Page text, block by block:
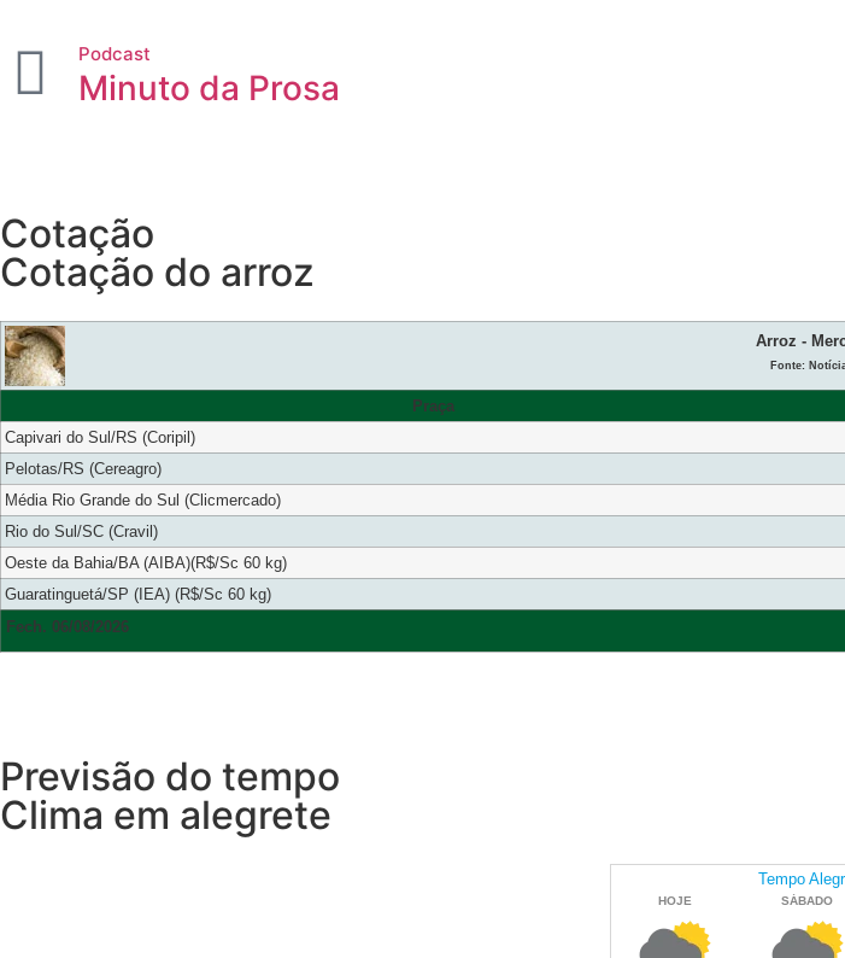
Podcast
Minuto da Prosa
Cotação
Cotação do arroz
Arroz -
Fonte:
Praça
Capivari do Sul/RS (Coripil)
Pelotas/RS (Cereagro)
Média Rio Grande do Sul (Clicmercado)
Rio do Sul/SC (Cravil)
Oeste da Bahia/BA (AIBA)(R$/Sc 60 kg)
Guaratinguetá/SP (IEA) (R$/Sc 60 kg)
Fech. 06/08/2026
Previsão do tempo
Clima em alegrete